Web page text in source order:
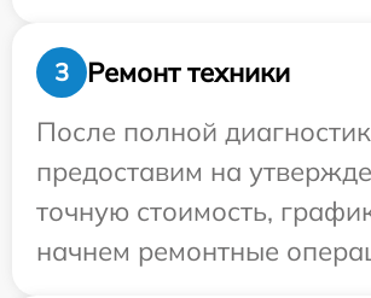
3
Ремонт техники
После полной
предоставим на
точную стоимость,
начнем ремонтные